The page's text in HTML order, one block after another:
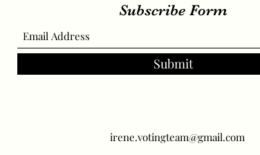
Subscribe Form
Submit
irene.votingteam@gmail.com